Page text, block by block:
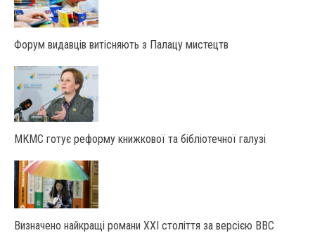
Форум видавців витісняють з Палацу мистецтв
МКМС готує реформу книжкової та бібліотечної галузі
Визначено найкращі романи XXI століття за версією BBC